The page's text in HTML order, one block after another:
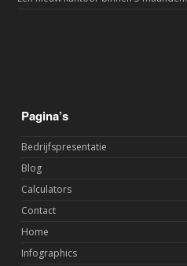
Pagina’s
Bedrijfspresentatie
Blog
Calculators
Contact
Home
Infographics